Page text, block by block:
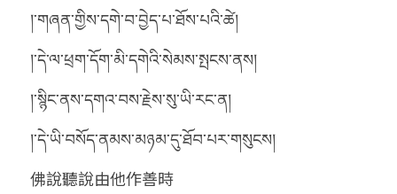
།་གཞན་གྱིས་དགེ་བ་བྱེད་པ་ཐོས་པའི་ཚེ།
།་དེ་ལ་ཕྲག་དོག་མི་དགེའི་སེམས་སྤངས་ནས།
།་སྙིང་ནས་དགའ་བས་རྗེས་སུ་ཡི་རང་ན།
།་དེ་ཡི་བསོད་ནམས་མཉམ་དུ་ཐོབ་པར་གསུངས།
佛說聽說由他作善時